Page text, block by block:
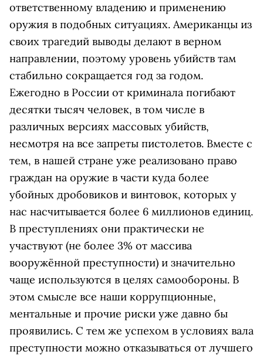
ответственному владению и применению
оружия в подобных ситуациях. Американцы из
своих трагедий выводы делают в верном
направлении, поэтому уровень убийств там
стабильно сокращается год за годом.
Ежегодно в России от криминала погибают
десятки тысяч человек, в том числе в
различных версиях массовых убийств,
несмотря на все запреты пистолетов. Вместе с
тем, в нашей стране уже реализовано право
граждан на оружие в части куда более
убойных дробовиков и винтовок, которых у
нас насчитывается более 6 миллионов единиц.
В преступлениях они практически не
участвуют (не более 3% от массива
вооружённой преступности) и значительно
чаще используются в целях самообороны. В
этом смысле все наши коррупционные,
ментальные и прочие риски уже давно бы
проявились. С тем же успехом в условиях вала
преступности можно отказываться от лучшего